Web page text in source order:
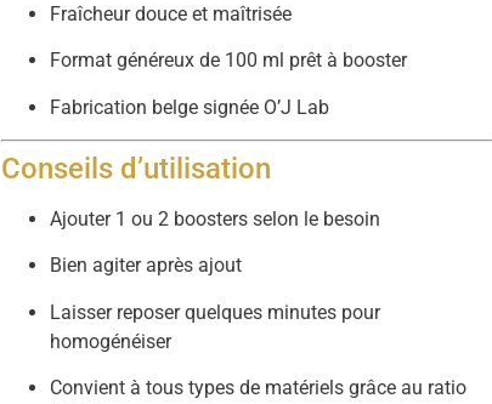
Fraîcheur douce et maîtrisée
Format généreux de 100 ml prêt à booster
Fabrication belge signée O’J Lab
Conseils d’utilisation
Ajouter 1 ou 2 boosters selon le besoin
Bien agiter après ajout
Laisser reposer quelques minutes pour
homogénéiser
Convient à tous types de matériels grâce au ratio